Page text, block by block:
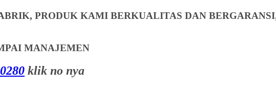
PRODUK KAMI BERKUALITAS DAN
MANAJEMEN
klik no nya